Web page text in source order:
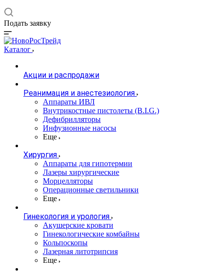
Подать заявку
Каталог
Акции и распродажи
Реанимация и анестезиология
Аппараты ИВЛ
Внутрикостные пистолеты (B.I.G.)
Дефибрилляторы
Инфузионные насосы
Еще
Хирургия
Аппараты для гипотермии
Лазеры хирургические
Морцелляторы
Операционные светильники
Еще
Гинекология и урология
Акушерские кровати
Гинекологические комбайны
Кольпоскопы
Лазерная литотрипсия
Еще